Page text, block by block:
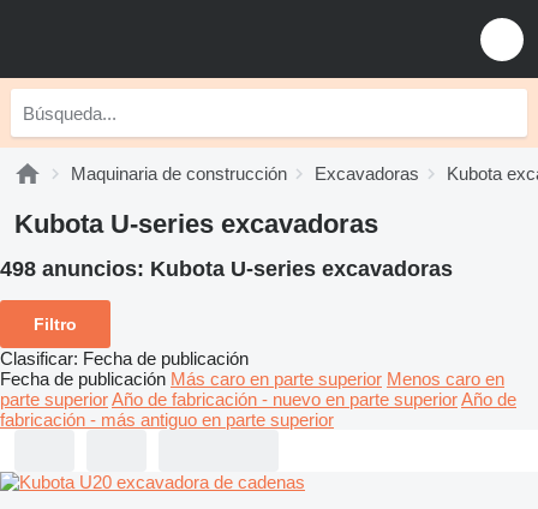
Maquinaria de construcción Excavadoras Kubota
Kubota U-series excavadoras
498 anuncios: Kubota U-series excavadoras
Filtro
Clasificar: Fecha de publicación
Fecha de publicación Más caro en parte superior Menos caro en
parte superiorAño de fabricación - nuevo en parte superiorAño de
fabricación - más antiguo en parte superior